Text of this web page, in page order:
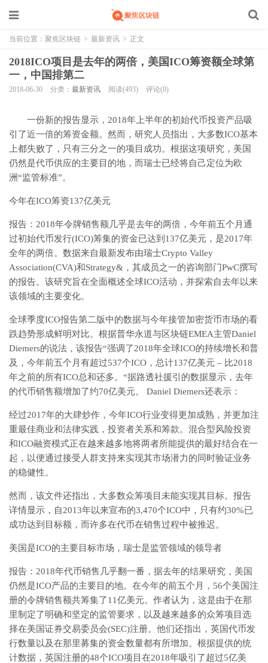
当前位置： 聚焦区块链 > 最新资讯 > 正文
2018ICO项目是去年的两倍，美国ICO筹资额全球第
一，中国排第二
2018-06-30 分类： 最新资讯 阅读(493) 评论(0)
一份新的报告显示，2018年上半年的初始代币投资产品吸
引了近一倍的筹资金额。然而，研究人员指出，大多数ICO基本
上都失败了，只有三分之一的项目成功。根据这项研究，美国
仍然是代币供应的主要目的地，而瑞士已经将自己定位为欧
洲“监管标准”。
今年在ICO筹资137亿美元
报告：2018年令牌销售额几乎是去年的两倍，今年前五个月通
过初始代币发行(ICO)筹集的资金已达到137亿美元，是2017年
全年的两倍。数据来自最新发布由瑞士Crypto Valley
Association(CVA)和Strategy&，其成员之一的咨询部门PwC撰写
的报告。该研究旨在全面概述全球ICO活动，并探索自去年以来
该领域的主要变化。
全球季度ICO报告第二版中的数据与今年接管加密货币市场的看
跌趋势形成鲜明对比。根据普华永道与区块链EMEA主管Daniel
Diemers的说法，该报告“强调了2018年全球ICO的持续增长和普
及，今年前五个月有超过537个ICO，总计137亿美元 – 比2018
年之前的所有ICO总和还多。“据路透社援引的数据显示，去年
的代币销售额增加了约70亿美元。 Daniel Diemers还表示：
经过2017年的大肆炒作，今年ICO行业变得更加成熟，并更加注
重最佳商业和法律实践，投资者关系和筹款。混合型风险投资
和ICO融资模式正在越来越多地将两者所能提供的最好结合在一
起，以便通过接受人群支持来实现其市场潜力的同时验证业务
的稳健性。
然而，该文件还指出，大多数众筹项目未能实现其目标。报告
详情显示，自2013年以来宣布的3,470个ICO中，只有约30%已
成功达到目标额，而许多在代币在销售过程中被推迟。
美国是ICO的主要目标市场，瑞士是监管领域的领导者
报告：2018年代币销售几乎翻一番，据去年的结果研究，美国
仍然是ICO产品的主要目的地。在今年的前五个月，56个美国注
册的令牌销售额共筹集了11亿美元。作者认为，这是由于在那
里制定了明确和坚定的监管要求，以及越来越多的众筹项目选
择在美国证券交易委员会(SEC)注册。他们还指出，英国代币发
行数量以及在那里募集的资金数量都有所增加。根据提供的统
计数据，英国注册的48个ICO项目在2018年吸引了超过5亿美